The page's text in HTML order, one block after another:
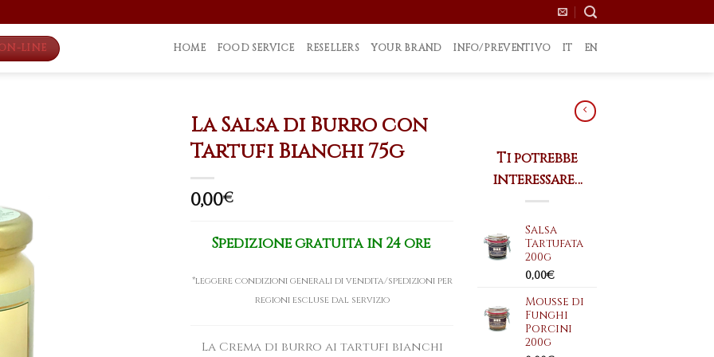
LINE HOME FOOD SERVICE RESELLERS YOUR BRAND INFO/PREVENTIVO IT EN
La Salsa di Burro con
Tartufi Bianchi 75g
0,00€
Spedizione gratuita in 24 ore
*leggere condizioni generali di vendita/spedizioni per
regioni escluse dal servizio
La Crema di burro ai tartufi bianchi
Ti potrebbe
interessare…
Salsa
Tartufata
200g
0,00€
Mousse di
Funghi
Porcini
200g